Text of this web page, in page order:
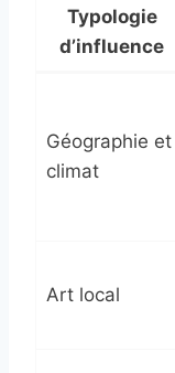
Typologie
d’influence
Géographie et
climat
Art local